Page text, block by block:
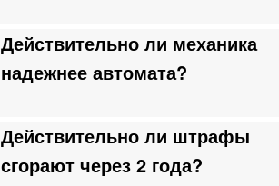
Действительно ли механика
надежнее автомата?
Действительно ли штрафы
сгорают через 2 года?